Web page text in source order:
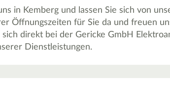
in Kemberg und lassen Sie sich von
Öffnungszeiten für Sie da und freuen
sich direkt bei der Gericke GmbH
Dienstleistungen.